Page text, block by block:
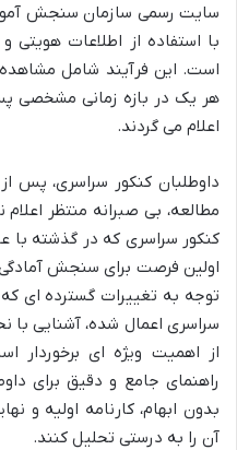
با استفاده از اطلاعات
است. این فرآیند شامل مشاهده
هر یک در بازه زمانی مشخصی
اعلام می گردند.
داوطلبان کنکور سراسری،
مطالعه، بی صبرانه منتظر
کنکور سراسری که در گذشته با
اولین فرصت برای سنجش
توجه به تغییرات گسترده ای
سراسری اعمال شده، آشنایی با
از اهمیت ویژه ای برخوردار
راهنمای جامع و دقیق برای
بدون ابهام، کارنامه اولیه و
آن را به درستی تحلیل کنند.